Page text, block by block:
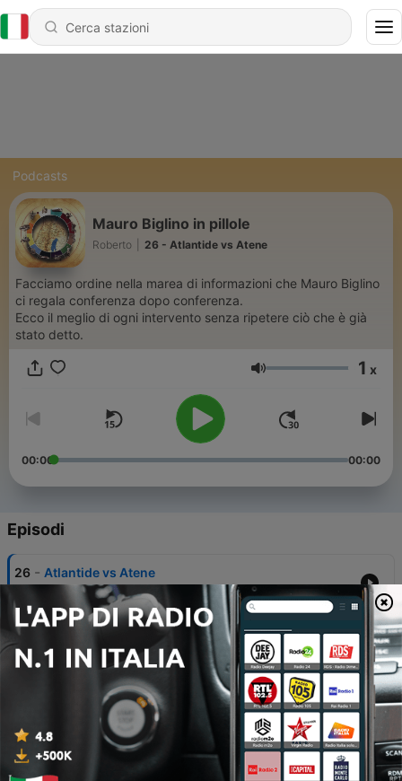
Podcasts
Mauro Biglino in pillole
Roberto 26 - Atlantide vs Atene
Facciamo ordine nella marea di informazioni che Mauro Biglino
ci regala conferenza dopo conferenza.
Ecco il meglio di ogni intervento senza ripetere ciò che è già
stato detto.
Volume 1 x
00:00 00:00
Episodi
26 - Atlantide vs Atene
25 Nov 2017
25 - Stargate e viaggi interstellari
19 Nov 2017
Elohim vs Giganti
23 - Dimentica il Gesù figlio dei fiori...
14 Nov 2017